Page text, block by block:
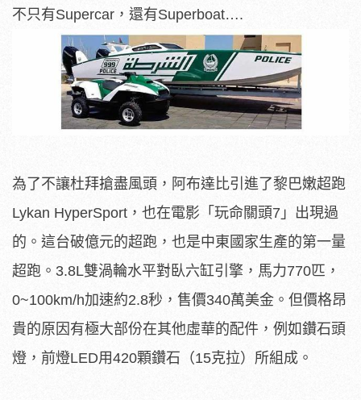
不只有Supercar，還有Superboat….
為了不讓杜拜搶盡風頭，阿布達比引進了黎巴嫩超跑
Lykan HyperSport，也在電影「玩命關頭7」出現過
的。這台破億元的超跑，也是中東國家生產的第一量
超跑。3.8L雙渦輪水平對臥六缸引擎，馬力770匹，
0~100km/h加速約2.8秒，售價340萬美金。但價格昂
貴的原因有極大部份在其他虛華的配件，例如鑽石頭
燈，前燈LED用420顆鑽石（15克拉）所組成。